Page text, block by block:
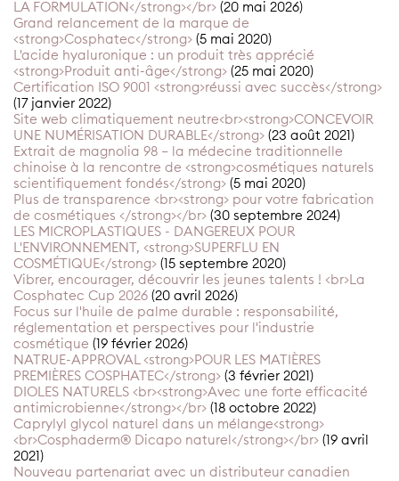
LA FORMULATION</strong></br> (20 mai 2026)
Grand relancement de la marque de
<strong>Cosphatec</strong> (5 mai 2020)
L'acide hyaluronique : un produit très apprécié
<strong>Produit anti-âge</strong> (25 mai 2020)
Certification ISO 9001 <strong>réussi avec succès</strong>
(17 janvier 2022)
Site web climatiquement neutre<br><strong>CONCEVOIR
UNE NUMÉRISATION DURABLE</strong> (23 août 2021)
Extrait de magnolia 98 – la médecine traditionnelle
chinoise à la rencontre de <strong>cosmétiques naturels
scientifiquement fondés</strong> (5 mai 2020)
Plus de transparence <br><strong> pour votre fabrication
de cosmétiques </strong></br> (30 septembre 2024)
LES MICROPLASTIQUES - DANGEREUX POUR
L'ENVIRONNEMENT, <strong>SUPERFLU EN
COSMÉTIQUE</strong> (15 septembre 2020)
Vibrer, encourager, découvrir les jeunes talents ! <br>La
Cosphatec Cup 2026 (20 avril 2026)
Focus sur l'huile de palme durable : responsabilité,
réglementation et perspectives pour l'industrie
cosmétique (19 février 2026)
NATRUE-APPROVAL <strong>POUR LES MATIÈRES
PREMIÈRES COSPHATEC</strong> (3 février 2021)
DIOLES NATURELS <br><strong>Avec une forte efficacité
antimicrobienne</strong></br> (18 octobre 2022)
Caprylyl glycol naturel dans un mélange<strong>
<br>Cosphaderm® Dicapo naturel</strong></br> (19 avril
2021)
Nouveau partenariat avec un distributeur canadien